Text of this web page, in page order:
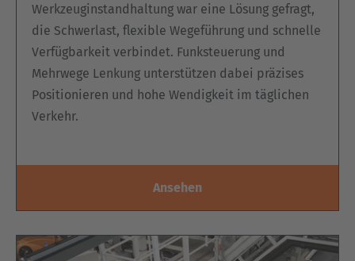
Werkzeuginstandhaltung war eine Lösung gefragt,
die Schwerlast, flexible Wegeführung und schnelle
Verfügbarkeit verbindet. Funksteuerung und
Mehrwege Lenkung unterstützen dabei präzises
Positionieren und hohe Wendigkeit im täglichen
Verkehr.
Ansehen